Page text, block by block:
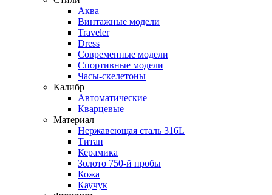
Аква
Винтажные модели
Traveler
Dress
Современные модели
Спортивные модели
Часы-скелетоны
Калибр
Автоматические
Кварцевые
Материал
Нержавеющая сталь 316L
Титан
Керамика
Золото 750-й пробы
Кожа
Каучук